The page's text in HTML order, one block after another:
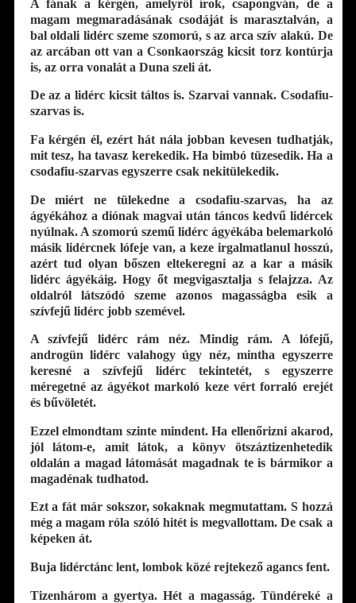
A fának a kérgén, amelyről írok, csapongván, de a
magam megmaradásának csodáját is marasztalván, a
bal oldali lidérc szeme szomorú, s az arca szív alakú. De
az arcában ott van a Csonkaország kicsit torz kontúrja
is, az orra vonalát a Duna szeli át.
De az a lidérc kicsit táltos is. Szarvai vannak. Csodafiu-
szarvas is.
Fa kérgén él, ezért hát nála jobban kevesen tudhatják,
mit tesz, ha tavasz kerekedik. Ha bimbó tüzesedik. Ha a
csodafiu-szarvas egyszerre csak nekitülekedik.
De miért ne tülekedne a csodafiu-szarvas, ha az
ágyékához a diónak magvai után táncos kedvű lidércek
nyúlnak. A szomorú szemű lidérc ágyékába belemarkoló
másik lidércnek lófeje van, a keze irgalmatlanul hosszú,
azért tud olyan bőszen eltekeregni az a kar a másik
lidérc ágyékáig. Hogy őt megvigasztalja s felajzza. Az
oldalról látszódó szeme azonos magasságba esik a
szívfejű lidérc jobb szemével.
A szívfejű lidérc rám néz. Mindig rám. A lófejű,
androgün lidérc valahogy úgy néz, mintha egyszerre
keresné a szívfejű lidérc tekintetét, s egyszerre
méregetné az ágyékot markoló keze vért forraló erejét
és bűvöletét.
Ezzel elmondtam szinte mindent. Ha ellenőrizni akarod,
jól látom-e, amit látok, a könyv ötszáztizenhetedik
oldalán a magad látomását magadnak te is bármikor a
magadénak tudhatod.
Ezt a fát már sokszor, sokaknak megmutattam. S hozzá
még a magam róla szóló hitét is megvallottam. De csak a
képeken át.
Buja lidérctánc lent, lombok közé rejtekező agancs fent.
Tizenhárom a gyertya. Hét a magasság. Tündéreké a